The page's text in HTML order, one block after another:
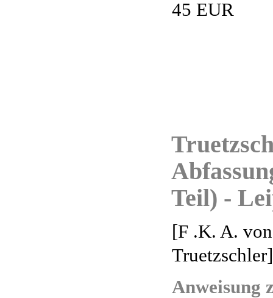
45 EUR
Teil) -
[F .K. A. von
Anweisung